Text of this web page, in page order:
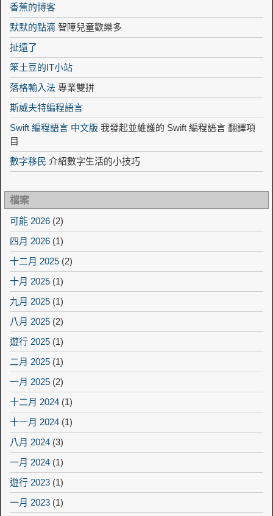
香蕉的博客
默默的點滴 智障兒童歡樂多
扯遠了
笨土豆的IT小站
落格輸入法 專業雙拼
斯威夫特編程語言
Swift 編程語言 中文版 我發起並維護的 Swift 編程語言 翻譯項
目
數字移民 介紹數字生活的小技巧
檔案
可能 2026 (2)
四月 2026 (1)
十二月 2025 (2)
十月 2025 (1)
九月 2025 (1)
八月 2025 (2)
遊行 2025 (1)
二月 2025 (1)
一月 2025 (2)
十二月 2024 (1)
十一月 2024 (1)
八月 2024 (3)
一月 2024 (1)
遊行 2023 (1)
一月 2023 (1)